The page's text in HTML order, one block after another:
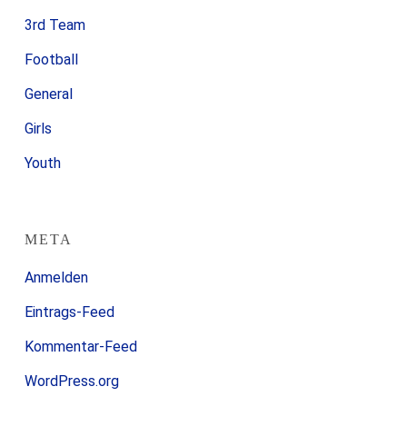
3rd Team
Football
General
Girls
Youth
META
Anmelden
Eintrags-Feed
Kommentar-Feed
WordPress.org